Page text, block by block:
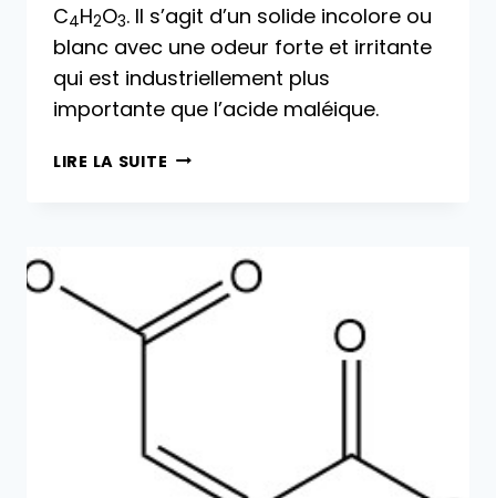
C4H2O3. Il s’agit d’un solide incolore ou
blanc avec une odeur forte et irritante
qui est industriellement plus
importante que l’acide maléique.
LIRE LA SUITE ANHYDRIDE
RÉACTIONS,
PRODUCTION
ET
UTILISATIONS